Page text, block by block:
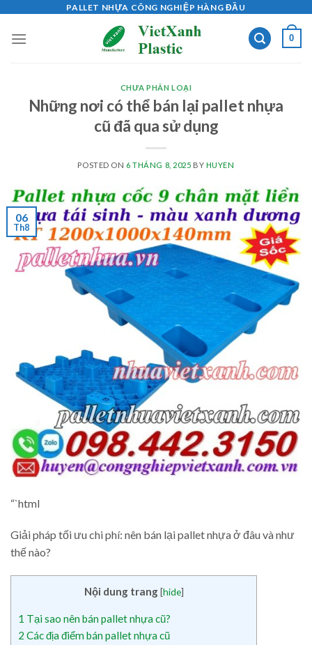
content
PALLET NHỰA CÔNG NGHIỆP HÀNG ĐẦU
0
CHƯA PHÂN LOẠI
Những nơi có thể bán lại pallet nhựa
cũ đã qua sử dụng
POSTED ON 6 THÁNG 8, 2025 BY HUYEN
06
Th8
“`html
Giải pháp tối ưu chi phí: nên bán lại pallet nhựa ở đâu và như
thế nào?
Nội dung trang [hide]
1 Tại sao nên bán pallet nhựa cũ?
2 Các địa điểm bán pallet nhựa cũ